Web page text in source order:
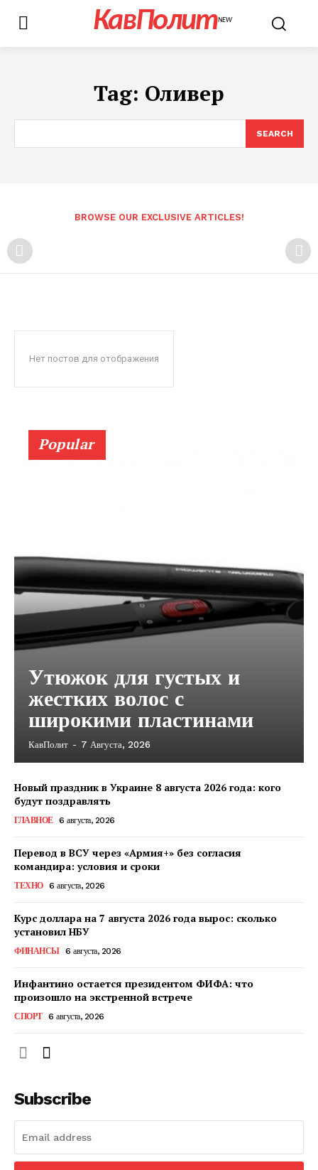
КавПолитNEW
Tag: Оливер
SEARCH
BROWSE OUR EXCLUSIVE ARTICLES!
Нет постов для отображения
Popular
Утюжок для густых и
жестких волос с
широкими пластинами
КавПолит - 7 Августа, 2026
Новый праздник в Украине 8 августа 2026 года: кого
будут поздравлять
ГЛАВНОЕ 6 августа, 2026
Перевод в ВСУ через «Армия+» без согласия
командира: условия и сроки
ТЕХНО 6 августа, 2026
Курс доллара на 7 августа 2026 года вырос: сколько
установил НБУ
ФИНАНСЫ 6 августа, 2026
Инфантино остается президентом ФИФА: что
произошло на экстренной встрече
СПОРТ 6 августа, 2026
Subscribe